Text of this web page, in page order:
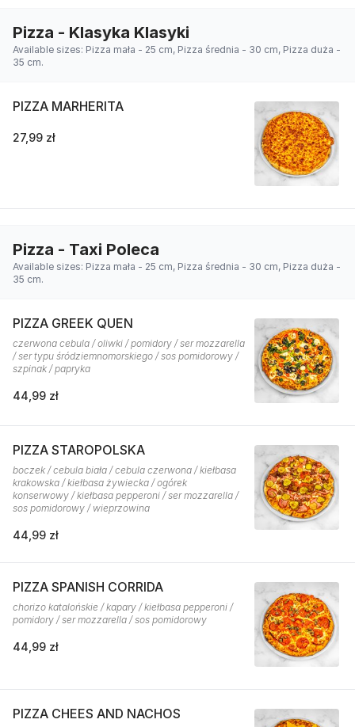
Pizza - Klasyka Klasyki
Available sizes: Pizza mała - 25 cm, Pizza średnia - 30 cm, Pizza duża -
35 cm.
PIZZA MARHERITA
27,99 zł
Pizza - Taxi Poleca
Available sizes: Pizza mała - 25 cm, Pizza średnia - 30 cm, Pizza duża -
35 cm.
PIZZA GREEK QUEN
czerwona cebula / oliwki / pomidory / ser mozzarella
/ ser typu śródziemnomorskiego / sos pomidorowy /
szpinak / papryka
44,99 zł
PIZZA STAROPOLSKA
boczek / cebula biała / cebula czerwona / kiełbasa
krakowska / kiełbasa żywiecka / ogórek
konserwowy / kiełbasa pepperoni / ser mozzarella /
sos pomidorowy / wieprzowina
44,99 zł
PIZZA SPANISH CORRIDA
chorizo katalońskie / kapary / kiełbasa pepperoni /
pomidory / ser mozzarella / sos pomidorowy
44,99 zł
PIZZA CHEES AND NACHOS